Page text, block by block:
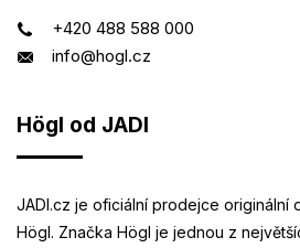
+420 488 588 000
info@hogl.cz
Högl od JADI
JADI.cz je oficiální prodejce originální
Högl. Značka Högl je jednou z